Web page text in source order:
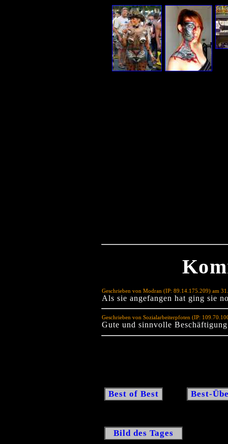
Geschrieben von Modran (IP: 89.14.175.209) am
Als sie angefangen hat ging sie
Geschrieben von Sozialarbeiterpfoten (IP:
Gute und sinnvolle
Best of Best Best-
Bild des Tages